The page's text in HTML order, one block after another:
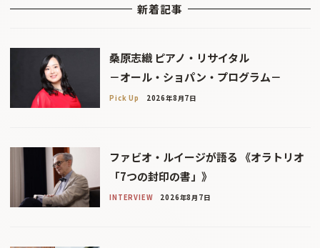
新着記事
桑原志織 ピアノ・リサイタル
－オール・ショパン・プログラム－
Pick Up 2026年8月7日
ファビオ・ルイージが語る 《オラトリオ
「7つの封印の書」》
INTERVIEW 2026年8月7日